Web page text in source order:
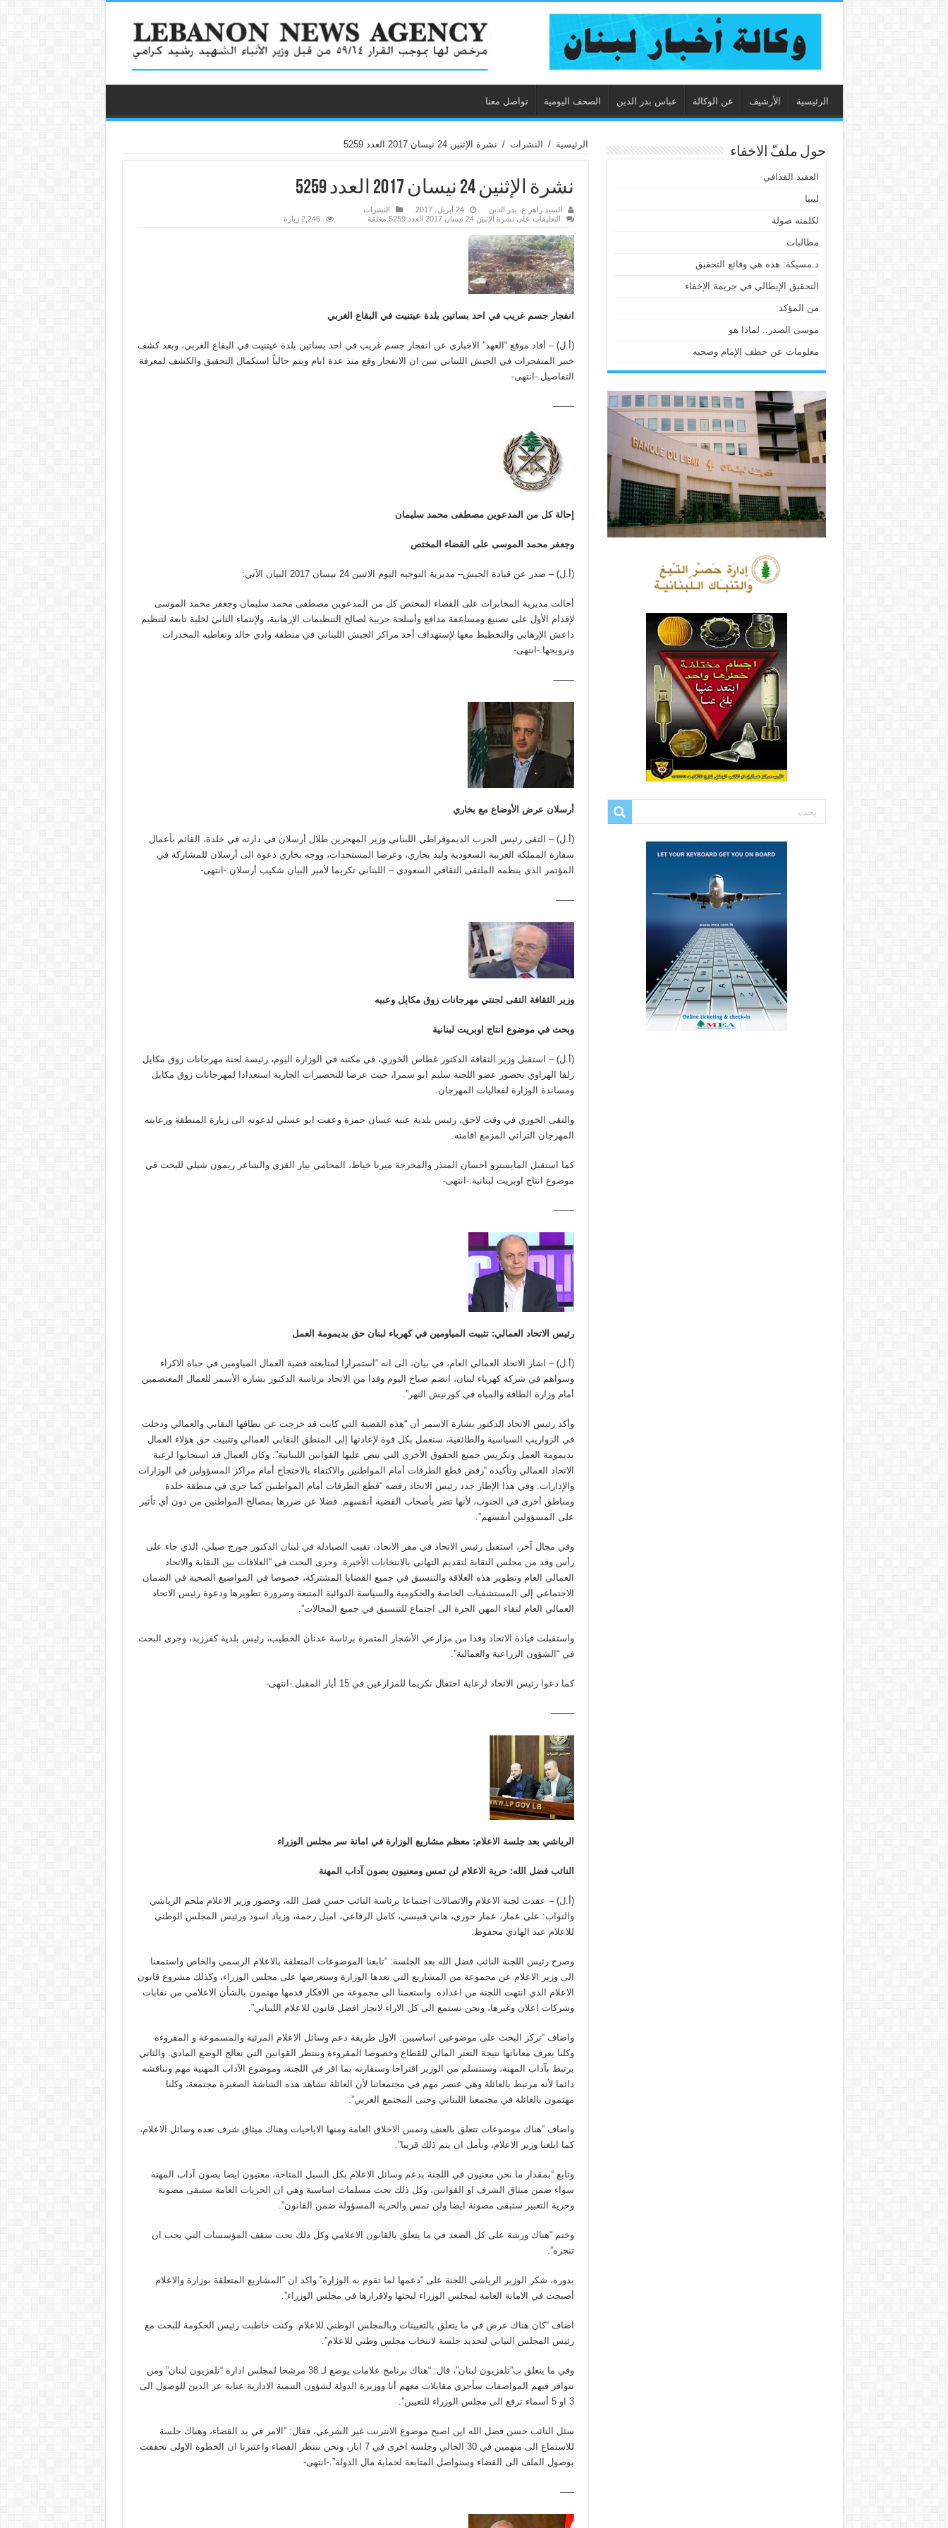
الرئيسية الأرشيف عن الوكالة عباس بدر الدين الصحف اليومية تواصل معنا
الرئيسية / النشرات / نشرة الإثنين 24 نيسان 2017 العدد 5259
نشرة الإثنين 24 نيسان 2017 العدد 5259
السيد زاهر ع. بدر الدين 24 أبريل، 2017
النشرات
التعليقات على نشرة الإثنين 24 نيسان 2017 العدد 5259 مغلقة 2,246 زيارة
انفجار جسم غريب في احد بساتين بلدة عيتنيت في البقاع الغربي
(أ.ل) – أفاد موقع “العهد” الاخباري عن انفجار جسم غريب في احد بساتين بلدة عيتنيت في البقاع الغربي، وبعد كشف
خبير المتفجرات في الجيش اللبناني تبين ان الانفجار وقع منذ عدة ايام ويتم حالياً استكمال التحقيق والكشف لمعرفة
التفاصيل.-انتهى-
——-
إحالة كل من المدعوين مصطفى محمد سليمان
وجعفر محمد الموسى على القضاء المختص
(أ.ل) – صدر عن قيادة الجيش– مديرية التوجيه اليوم الاثنين 24 نيسان 2017 البيان الآتي:
أحالت مديرية المخابرات على القضاء المختص كل من المدعوين مصطفى محمد سليمان وجعفر محمد الموسى
لإقدام الأول على تصنيع ومساعفة مدافع وأسلحة حربية لصالح التنظيمات الإرهابية، ولإنتماء الثاني لخلية تابعة لتنظيم
داعش الإرهابي والتخطيط معها لإستهداف أحد مراكز الجيش اللبناني في منطقة وادي خالد وتعاطيه المخدرات
وترويجها.-انتهى-
——-
أرسلان عرض الأوضاع مع بخاري
(أ.ل) – التقى رئيس الحزب الديموقراطي اللبناني وزير المهجرين طلال أرسلان في دارته في خلدة، القائم بأعمال
سفارة المملكة العربية السعودية وليد بخاري، وعرضا المستجدات، ووجه بخاري دعوة الى أرسلان للمشاركة في
المؤتمر الذي ينظمه الملتقى الثقافي السعودي – اللبناني تكريما لأمير البيان شكيب أرسلان.-انتهى-
——
وزير الثقافة التقى لجنتي مهرجانات زوق مكايل وعبيه
وبحث في موضوع انتاج اوبريت لبنانية
(أ.ل) – استقبل وزير الثقافة الدكتور غطاس الخوري، في مكتبه في الوزارة اليوم، رئيسة لجنة مهرجانات زوق مكايل
زلفا الهراوي بحضور عضو اللجنة سليم ابو سمرا، حيث عرضا للتحضيرات الجارية استعدادا لمهرجانات زوق مكايل
ومساندة الوزارة لفعاليات المهرجان.
والتقى الخوري في وقت لاحق، رئيس بلدية عبيه غسان حمزة وعفت ابو عسلي لدعوته الى زيارة المنطقة ورعايته
المهرجان التراثي المزمع اقامته.
كما استقبل المايسترو احسان المنذر والمخرجة ميرنا خياط، المحامي بيار القزي والشاعر ريمون شبلي للبحث في
موضوع انتاج اوبريت لبنانية.-انتهى-
——-
رئيس الاتحاد العمالي: تثبيت المياومين في كهرباء لبنان حق بديمومة العمل
(أ.ل) – اشار الاتحاد العمالي العام، في بيان، الى انه “استمرارا لمتابعته قضية العمال المياومين في جباة الاكراء
وسواهم في شركة كهرباء لبنان، انضم صباح اليوم وفدا من الاتحاد برئاسة الدكتور بشارة الأسمر للعمال المعتصمين
أمام وزارة الطاقة والمياه في كورنيش النهر”.
وأكد رئيس الاتحاد الدكتور بشارة الاسمر أن “هذه القضية التي كانت قد خرجت عن نطاقها النقابي والعمالي ودخلت
في الزواريب السياسية والطائفية، سنعمل بكل قوة لإعادتها إلى المنطق النقابي العمالي وتثبيت حق هؤلاء العمال
بديمومة العمل وتكريس جميع الحقوق الأخرى التي تنص عليها القوانين اللبنانية”. وكان العمال قد استجابوا لرغبة
الاتحاد العمالي وتأكيده “رفض قطع الطرقات أمام المواطنين والاكتفاء بالاحتجاج أمام مراكز المسؤولين في الوزارات
والإدارات. وفي هذا الإطار جدد رئيس الاتحاد رفضه “قطع الطرقات أمام المواطنين كما جرى في منطقة خلدة
ومناطق أخرى في الجنوب، لأنها تضر بأصحاب القضية أنفسهم. فضلا عن ضررها بمصالح المواطنين من دون أي تأثير
على المسؤولين أنفسهم”.
وفي مجال آخر، استقبل رئيس الاتحاد في مقر الاتحاد، نقيب الصيادلة في لبنان الدكتور جورج صيلي، الذي جاء على
رأس وفد من مجلس النقابة لتقديم التهاني بالانتخابات الأخيرة. وجرى البحث في “العلاقات بين النقابة والاتحاد
العمالي العام وتطوير هذه العلاقة والتنسيق في جميع القضايا المشتركة، خصوصا في المواضيع الصحية في الضمان
الاجتماعي إلى المستشفيات الخاصة والحكومية والسياسة الدوائية المتبعة وضرورة تطويرها ودعوة رئيس الاتحاد
العمالي العام لنقاء المهن الحرة الى اجتماع للتنسيق في جميع المجالات”.
واستقبلت قيادة الاتحاد وفدا من مزارعي الأشجار المثمرة برئاسة عدنان الخطيب، رئيس بلدية كفرزبد، وجرى البحث
في “الشؤون الزراعية والعمالية”.
كما دعوا رئيس الاتحاد لرعاية احتفال تكريما للمزارعين في 15 أيار المقبل.-انتهى-
——–
الرياشي بعد جلسة الاعلام: معظم مشاريع الوزارة في امانة سر مجلس الوزراء
النائب فضل الله: حرية الاعلام لن تمس ومعنيون بصون آداب المهنة
(أ.ل) – عقدت لجنة الاعلام والاتصالات اجتماعا برئاسة النائب حسن فضل الله، وحضور وزير الاعلام ملحم الرياشي
والنواب: علي عمار، عمار حوري، هاني قبيسي، كامل الرفاعي، اميل رحمة، وزياد اسود ورئيس المجلس الوطني
للاعلام عبد الهادي محفوظ.
وصرح رئيس اللجنة النائب فضل الله بعد الجلسة: “تابعنا الموضوعات المتعلقة بالاعلام الرسمي والخاص واستمعنا
الى وزير الاعلام عن مجموعة من المشاريع التي تعدها الوزارة وستعرضها على مجلس الوزراء، وكذلك مشروع قانون
الاعلام الذي انتهت اللجنة من اعداده. واستعمنا الى مجموعة من الافكار قدمها مهتمون بالشأن الاعلامي من نقابات
وشركات اعلان وغيرها، ونحن نستمع الى كل الاراء لانجاز افضل قانون للاعلام اللبناني”.
واضاف “تركز البحث على موضوعين اساسيين: الاول طريقة دعم وسائل الاعلام المرئية والمسموعة و المقروءة
وكلنا يعرف معاناتها نتيجة التعثر المالي للقطاع وخصوصا المقروءة وننتظر القوانين التي تعالج الوضع المادي. والثاني
يرتبط بآداب المهنة، وسنتسلم من الوزير اقتراحا وسنقارنه بما اقر في اللجنة، وموضوع الآداب المهنية مهم ونناقشه
دائما لأنه مرتبط بالعائلة وهي عنصر مهم في مجتمعاتنا لأن العائلة تشاهد هذه الشاشة الصغيرة مجتمعة، وكلنا
مهتمون بالعائلة في مجتمعنا اللبناني وحتى المجتمع العربي”.
واضاف “هناك موضوعات تتعلق بالعنف وتمس الاخلاق العامة ومنها الاباحيات وهناك ميثاق شرف تعده وسائل الاعلام،
كما ابلغنا وزير الاعلام، ونأمل ان يتم ذلك قريبا”.
وتابع “بمقدار ما نحن معنيون في اللجنة بدعم وسائل الاعلام بكل السبل المتاحة، معنيون ايضا بصون آداب المهنة
سواء ضمن ميثاق الشرف او القوانين، وكل ذلك تحت مسلمات اساسية وهي ان الحريات العامة ستبقى مصونة
وحرية التعبير ستبقى مصونة ايضا ولن تمس والحرية المسؤولة ضمن القانون”.
وختم “هناك ورشة على كل الصعد في ما يتعلق بالقانون الاعلامي وكل ذلك تحت سقف المؤسسات التي يجب ان
تنجزه”.
بدوره، شكر الوزير الرياشي اللجنة على “دعمها لما تقوم به الوزارة” واكد ان “المشاريع المتعلقة بوزارة والاعلام
أصبحت في الامانة العامة لمجلس الوزراء لبحثها ولاقرارها في مجلس الوزراء”.
اضاف “كان هناك عرض في ما يتعلق بالتعيينات وبالمجلس الوطني للاعلام. وكنت خاطبت رئيس الحكومة للبحث مع
رئيس المجلس النيابي لتحديد جلسة لانتخاب مجلس وطني للاعلام”.
وفي ما يتعلق ب”تلفزيون لبنان”، قال: “هناك برنامج علامات يوضع لـ 38 مرشحا لمجلس ادارة “تلفزيون لبنان” ومن
تتوافر فيهم المواصفات سأجري مقابلات معهم أنا ووزيرة الدولة لشؤون التنمية الادارية عناية عز الدين للوصول الى
3 او 5 أسماء ترفع الى مجلس الوزراء للتعيين”.
سئل النائب حسن فضل الله اين اصبح موضوع الانترنت غير الشرعي، فقال: “الامر في يد القضاء، وهناك جلسة
للاستماع الى متهمين في 30 الحالي وجلسة اخرى في 7 ايار، ونحن ننتظر القضاء واعتبرنا ان الخطوة الاولى تحققت
بوصول الملف الى القضاء وسنواصل المتابعة لحماية مال الدولة”.-انتهى-
—–
حول ملفّ الاخفاء
العقيد القذافي
ليبيا
لكلمته صولة
مطالبات
د.مسيكة: هذه هي وقائع التحقيق
التحقيق الإيطالي في جريمة الإخفاء
من المؤكد
موسى الصدر.. لماذا هو
معلومات عن خطف الإمام وصحبه